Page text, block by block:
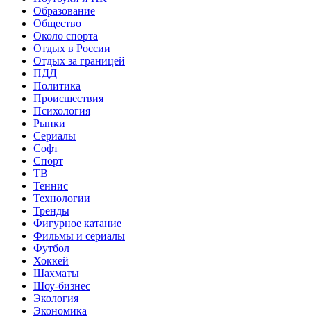
Образование
Общество
Около спорта
Отдых в России
Отдых за границей
ПДД
Политика
Происшествия
Психология
Рынки
Сериалы
Софт
Спорт
ТВ
Теннис
Технологии
Тренды
Фигурное катание
Фильмы и сериалы
Футбол
Хоккей
Шахматы
Шоу-бизнес
Экология
Экономика